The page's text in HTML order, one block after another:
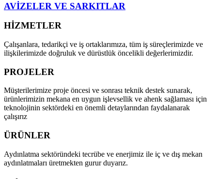
AVİZELER VE SARKITLAR
HİZMETLER
Çalışanlara, tedarikçi ve iş ortaklarımıza, tüm iş süreçlerimizde ve
ilişkilerimizde doğruluk ve dürüstlük öncelikli değerlerimizdir.
PROJELER
Müşterilerimize proje öncesi ve sonrası teknik destek sunarak,
ürünlerimizin mekana en uygun işlevsellik ve ahenk sağlaması için
teknolojinin sektördeki en önemli detaylarından faydalanarak
çalışırız
ÜRÜNLER
Aydınlatma sektöründeki tecrübe ve enerjimiz ile iç ve dış mekan
aydınlatmaları üretmekten gurur duyarız.